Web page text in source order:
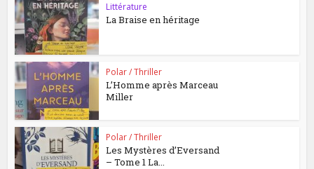
Littérature
La Braise en héritage
Polar / Thriller
L’Homme après Marceau
Miller
Polar / Thriller
Les Mystères d’Eversand
– Tome 1 La...